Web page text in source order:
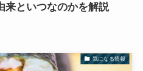
来といつなのかを解説
気になる情報